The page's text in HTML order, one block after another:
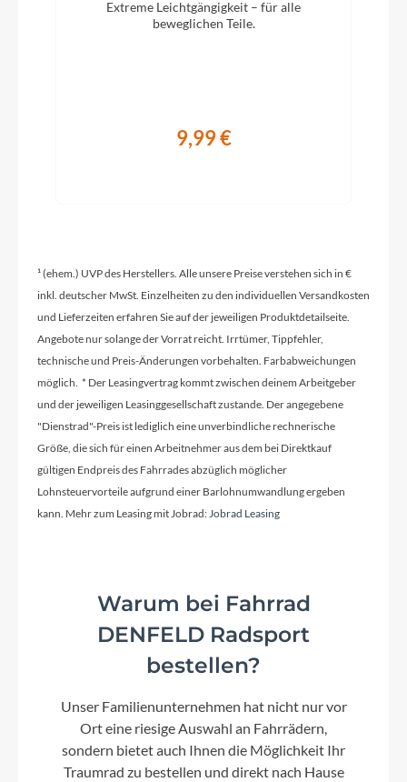
Schaltwerk
Aluminium
Kassette
Shimano HG-500 11-34T
Lenker
Koga Riser Alloy
Panter Black High Gloss
Vorderrad Nabe
Shutter Precision PL-7
Scheinwerfer
Koga Premium Integrated
Extreme Leichtgängigkeit – für alle
beweglichen Teile.
9,99 €
¹ (ehem.) UVP des Herstellers. Alle unsere Preise verstehen sich in €
inkl. deutscher MwSt. Einzelheiten zu den individuellen Versandkosten
und Lieferzeiten erfahren Sie auf der jeweiligen Produktdetailseite.
Angebote nur solange der Vorrat reicht. Irrtümer, Tippfehler,
technische und Preis-Änderungen vorbehalten. Farbabweichungen
möglich. * Der Leasingvertrag kommt zwischen deinem Arbeitgeber
und der jeweiligen Leasinggesellschaft zustande. Der angegebene
"Dienstrad"-Preis ist lediglich eine unverbindliche rechnerische
Größe, die sich für einen Arbeitnehmer aus dem bei Direktkauf
gültigen Endpreis des Fahrrades abzüglich möglicher
Lohnsteuervorteile aufgrund einer Barlohnumwandlung ergeben
kann. Mehr zum Leasing mit Jobrad:Jobrad Leasing
Warum bei Fahrrad
DENFELD Radsport
bestellen?
Unser Familienunternehmen hat nicht nur vor
Ort eine riesige Auswahl an Fahrrädern,
sondern bietet auch Ihnen die Möglichkeit Ihr
Traumrad zu bestellen und direkt nach Hause